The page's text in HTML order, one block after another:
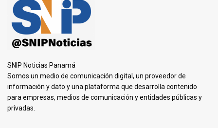
SNIP Noticias Panamá
Somos un medio de comunicación digital, un proveedor de
información y dato y una plataforma que desarrolla contenido
para empresas, medios de comunicación y entidades públicas y
privadas.